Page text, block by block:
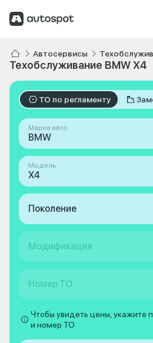
Автосервисы
Техобслуживание BMW X4
ТО по регламенту
Марка авто
BMW
Модель
X4
Поколение
Модификация
Номер ТО
Чтобы увидеть цены, укажите
и номер ТО